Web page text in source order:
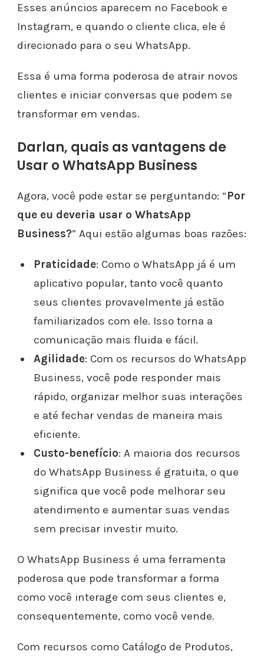
Esses anúncios aparecem no Facebook e
Instagram, e quando o cliente clica, ele é
direcionado para o seu WhatsApp.
Essa é uma forma poderosa de atrair novos
clientes e iniciar conversas que podem se
transformar em vendas.
Darlan, quais as vantagens de
Usar o WhatsApp Business
Agora, você pode estar se perguntando: “Por
que eu deveria usar o WhatsApp
Business?” Aqui estão algumas boas razões:
Praticidade: Como o WhatsApp já é um
aplicativo popular, tanto você quanto
seus clientes provavelmente já estão
familiarizados com ele. Isso torna a
comunicação mais fluida e fácil.
Agilidade: Com os recursos do WhatsApp
Business, você pode responder mais
rápido, organizar melhor suas interações
e até fechar vendas de maneira mais
eficiente.
Custo-benefício: A maioria dos recursos
do WhatsApp Business é gratuita, o que
significa que você pode melhorar seu
atendimento e aumentar suas vendas
sem precisar investir muito.
O WhatsApp Business é uma ferramenta
poderosa que pode transformar a forma
como você interage com seus clientes e,
consequentemente, como você vende.
Com recursos como Catálogo de Produtos,